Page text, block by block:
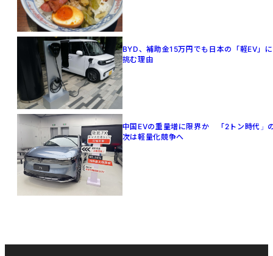
BYD、補助金15万円でも日本の「軽EV」に
挑む理由
中国EVの重量増に限界か 「2トン時代」
次は軽量化競争へ